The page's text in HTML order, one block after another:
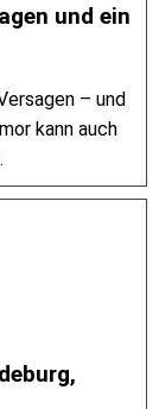
und ein
– und
kann auch